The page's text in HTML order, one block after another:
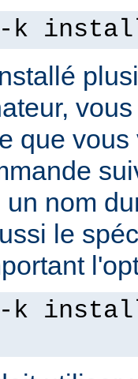
-k
que
nom
le
k